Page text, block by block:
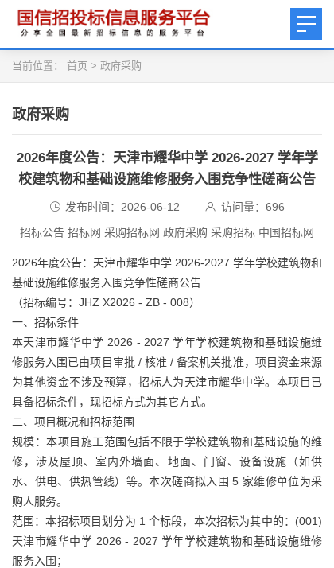
当前位置： 首页 > 政府采购
政府采购
2026年度公告：天津市耀华中学 2026-2027 学年学
校建筑物和基础设施维修服务入围竞争性磋商公告
发布时间：2026-06-12 访问量： 696
招标公告 招标网 采购招标网 政府采购 采购招标 中国招标网
2026年度公告：天津市耀华中学 2026-2027 学年学校建筑物和
基础设施维修服务入围竞争性磋商公告
（招标编号：JHZ X2026 - ZB - 008）
一、招标条件
本天津市耀华中学 2026 - 2027 学年学校建筑物和基础设施维
修服务入围已由项目审批 / 核准 / 备案机关批准，项目资金来源
为其他资金不涉及预算，招标人为天津市耀华中学。本项目已
具备招标条件，现招标方式为其它方式。
二、项目概况和招标范围
规模：本项目施工范围包括不限于学校建筑物和基础设施的维
修，涉及屋顶、室内外墙面、地面、门窗、设备设施（如供
水、供电、供热管线）等。本次磋商拟入围 5 家维修单位为采
购人服务。
范围：本招标项目划分为 1 个标段，本次招标为其中的：(001)
天津市耀华中学 2026 - 2027 学年学校建筑物和基础设施维修
服务入围；